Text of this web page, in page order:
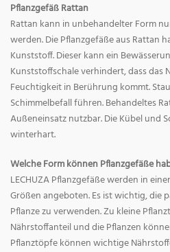
Pflanzgefäß Rattan
Rattan kann in unbehandelter Form
werden. Die Pflanzgefäße aus Rattan
Kunststoff. Dieser kann ein
Kunststoffschale verhindert, dass das
Feuchtigkeit in Berührung kommt.
Schimmelbefall führen. Behandeltes
Außeneinsatz nutzbar. Die Kübel und
winterhart.
Welche Form können Pflanzgefäße
LECHUZA Pflanzgefäße werden in
Größen angeboten. Es ist wichtig, die
Pflanze zu verwenden. Zu kleine
Nährstoffanteil und die Pflanzen
Pflanztöpfe können wichtige